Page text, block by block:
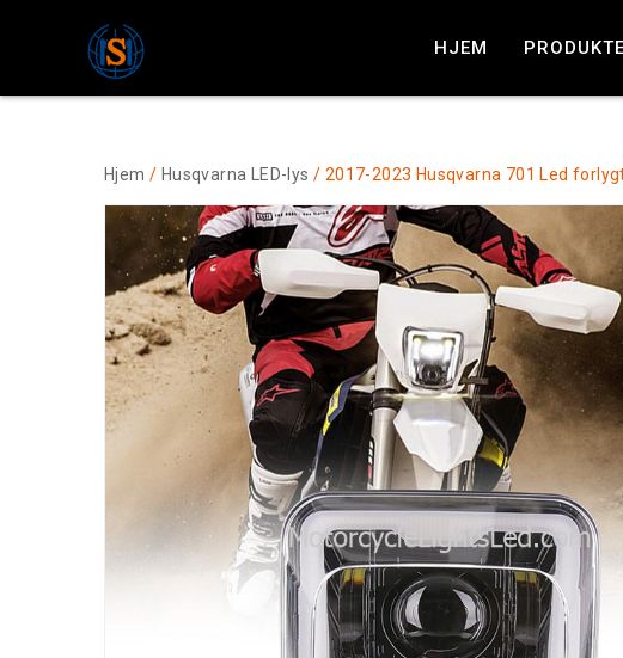
HJEM
Hjem / Husqvarna LED-lys / 2017-2023 Husqvarna 701 Led